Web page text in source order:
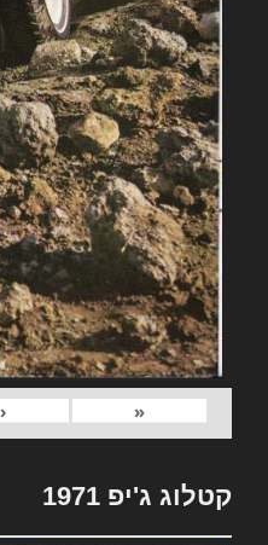
«
‹
קטלוג ג'יפ 1971